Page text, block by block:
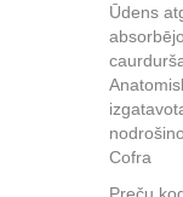
Ūdens
Cofra